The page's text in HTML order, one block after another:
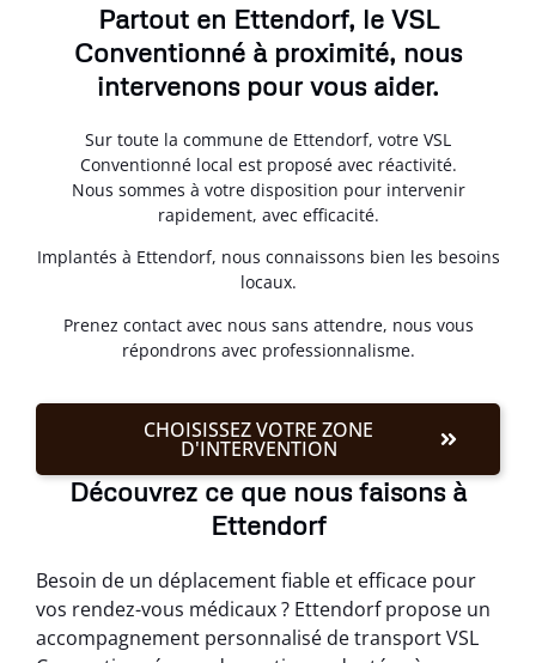
Partout en Ettendorf, le VSL
Conventionné à proximité, nous
intervenons pour vous aider.
Sur toute la commune de Ettendorf, votre VSL
Conventionné local est proposé avec réactivité.
Nous sommes à votre disposition pour intervenir
rapidement, avec efficacité.
Implantés à Ettendorf, nous connaissons bien les besoins
locaux.
Prenez contact avec nous sans attendre, nous vous
répondrons avec professionnalisme.
CHOISISSEZ VOTRE ZONE
D'INTERVENTION
Découvrez ce que nous faisons à
Ettendorf
Besoin de un déplacement fiable et efficace pour
vos rendez-vous médicaux ? Ettendorf propose un
accompagnement personnalisé de transport VSL